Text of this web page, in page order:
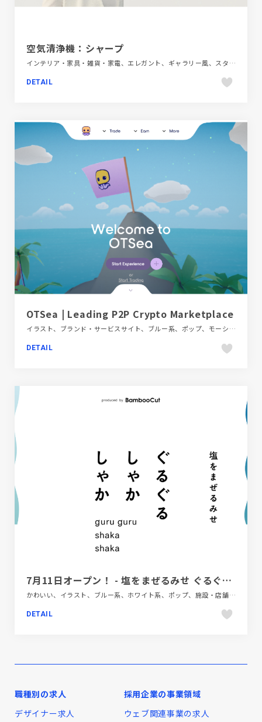
空気清浄機：シャープ
インテリア・家具・雑貨・家電、エレガント、ギャラリー風、スタイリッシュ、ブランド・サービスサイト、ホワイト系
DETAIL
OTSea | Leading P2P Crypto Marketplace
イラスト、ブランド・サービスサイト、ブルー系、ポップ、モーション多め、海外サイト、金融・法律・人材・専門職
DETAIL
7月11日オープン！ - 塩をまぜるみせ ぐるぐるしゃかしゃか
かわいい、イラスト、ブルー系、ホワイト系、ポップ、施設・店舗サイト、飲食店・グルメ・ウェディング
DETAIL
職種別の求人
デザイナー求人
採用企業の事業領域
ウェブ関連事業の求人